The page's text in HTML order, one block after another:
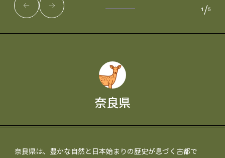
奈良県
奈良県は、豊かな自然と日本始まりの歴史が息づく古都で
1 /5